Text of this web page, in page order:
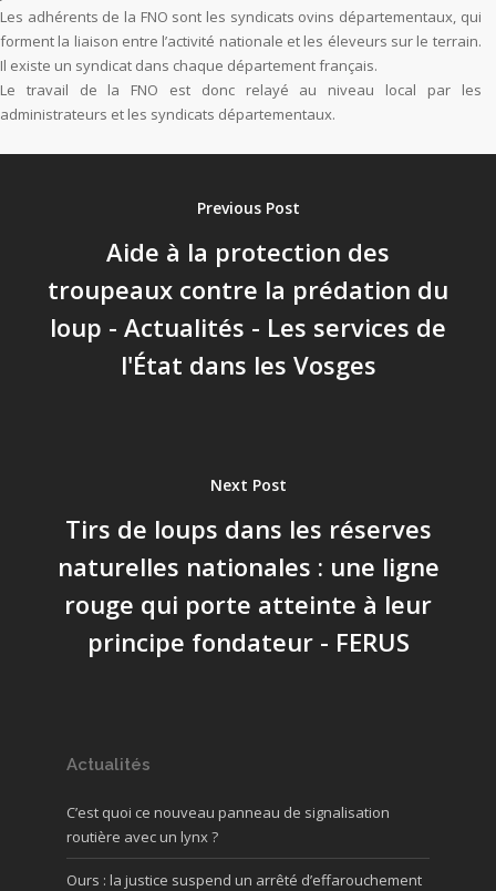
Les adhérents de la FNO sont les syndicats ovins départementaux, qui
forment la liaison entre l’activité nationale et les éleveurs sur le terrain.
Il existe un syndicat dans chaque département français.
Le travail de la FNO est donc relayé au niveau local par les
administrateurs et les syndicats départementaux.
Previous Post
Aide à la protection des
troupeaux contre la prédation du
loup - Actualités - Les services de
l'État dans les Vosges
Next Post
Tirs de loups dans les réserves
naturelles nationales : une ligne
rouge qui porte atteinte à leur
principe fondateur - FERUS
Actualités
C’est quoi ce nouveau panneau de signalisation
routière avec un lynx ?
Ours : la justice suspend un arrêté d’effarouchement